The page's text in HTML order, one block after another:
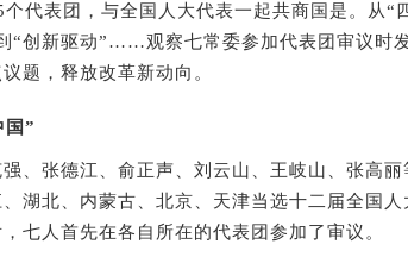
代表团，与全国人大代表一起共商国是。从“
“创新驱动”……观察七常委参加代表团审议时
题，释放改革新动向。
”
张德江、俞正声、刘云山、王岐山、张高丽
湖北、内蒙古、北京、天津当选十二届全国人
七人首先在各自所在的代表团参加了审议。